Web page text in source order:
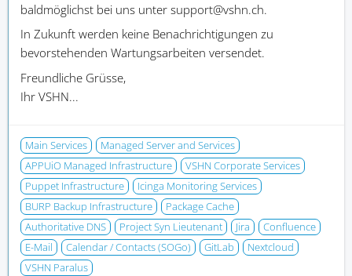
baldmöglichst bei uns unter support@vshn.ch.
In Zukunft werden keine Benachrichtigungen zu
bevorstehenden Wartungsarbeiten versendet.
Freundliche Grüsse,
Ihr VSHN...
Main Services
Managed Server and Services
APPUiO Managed Infrastructure
VSHN Corporate Services
Puppet Infrastructure
Icinga Monitoring Services
BURP Backup Infrastructure
Package Cache
Authoritative DNS
Project Syn Lieutenant Jira
Confluence
E-Mail
Calendar / Contacts (SOGo) GitLab
Nextcloud
VSHN Paralus